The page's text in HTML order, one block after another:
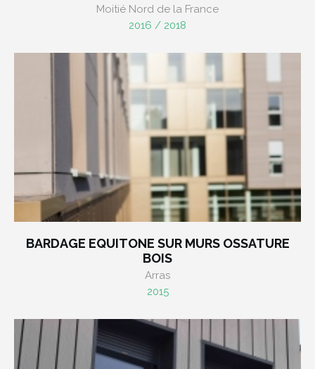
Moitié Nord de la France
2016 / 2018
BARDAGE EQUITONE SUR MURS OSSATURE
BOIS
Arras
2015